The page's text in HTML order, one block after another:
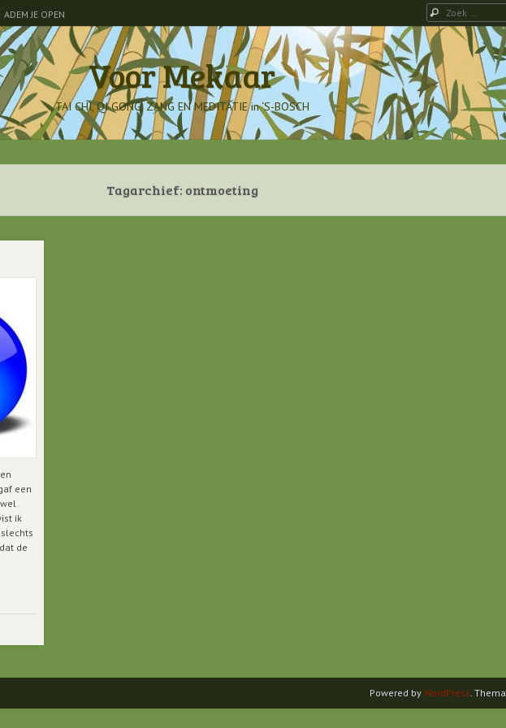
ADEM JE OPEN Zoeken
Voor Mekaar
TAI CHI, QI GONG, ZANG EN MEDITATIE in ‘S-BOSCH
Tagarchief: ontmoeting
een
ik
de
Powered by WordPress. Thema